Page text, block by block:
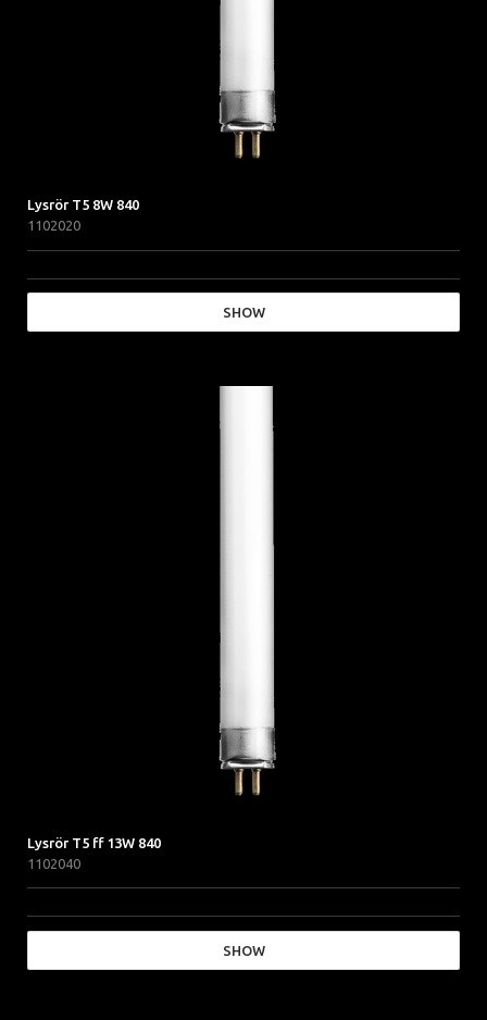
Lysrör T5 8W 840
1102020
SHOW
Lysrör T5 ff 13W 840
1102040
SHOW